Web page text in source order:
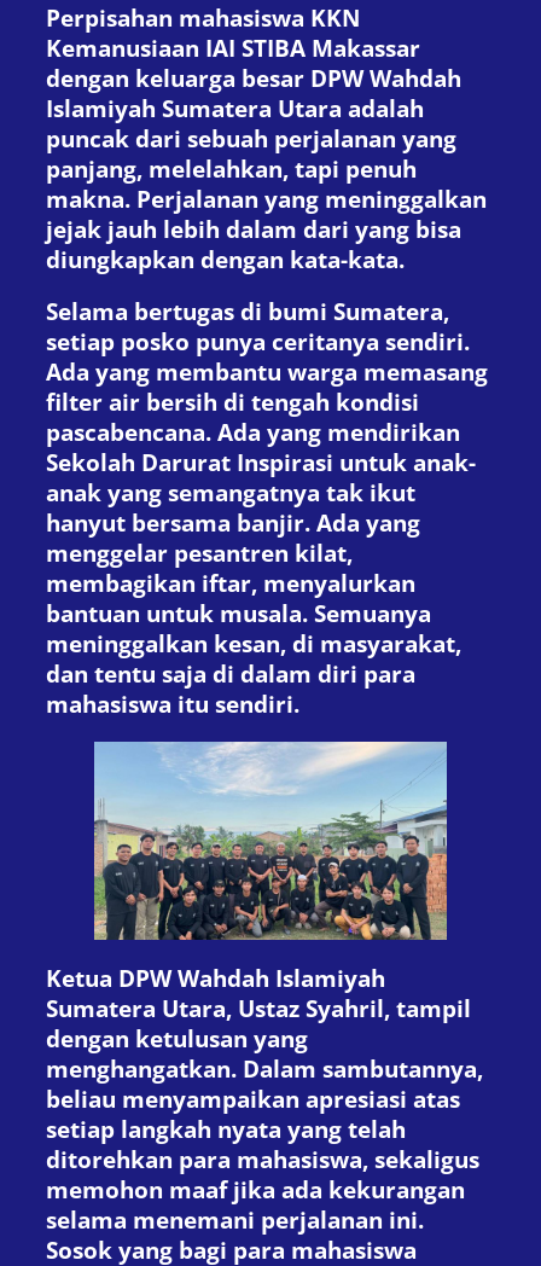
Perpisahan mahasiswa KKN
Kemanusiaan IAI STIBA Makassar
dengan keluarga besar DPW Wahdah
Islamiyah Sumatera Utara adalah
puncak dari sebuah perjalanan yang
panjang, melelahkan, tapi penuh
makna. Perjalanan yang meninggalkan
jejak jauh lebih dalam dari yang bisa
diungkapkan dengan kata-kata.
Selama bertugas di bumi Sumatera,
setiap posko punya ceritanya sendiri.
Ada yang membantu warga memasang
filter air bersih di tengah kondisi
pascabencana. Ada yang mendirikan
Sekolah Darurat Inspirasi untuk anak-
anak yang semangatnya tak ikut
hanyut bersama banjir. Ada yang
menggelar pesantren kilat,
membagikan iftar, menyalurkan
bantuan untuk musala. Semuanya
meninggalkan kesan, di masyarakat,
dan tentu saja di dalam diri para
mahasiswa itu sendiri.
Ketua DPW Wahdah Islamiyah
Sumatera Utara, Ustaz Syahril, tampil
dengan ketulusan yang
menghangatkan. Dalam sambutannya,
beliau menyampaikan apresiasi atas
setiap langkah nyata yang telah
ditorehkan para mahasiswa, sekaligus
memohon maaf jika ada kekurangan
selama menemani perjalanan ini.
Sosok yang bagi para mahasiswa